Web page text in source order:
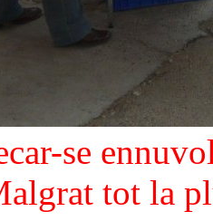
se
tot la